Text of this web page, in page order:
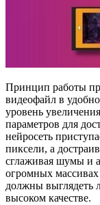
Принцип работы
видеофайл в
уровень
параметров для
нейросеть
пиксели, а
сглаживая шумы и
огромных
должны выглядеть
высоком качестве.